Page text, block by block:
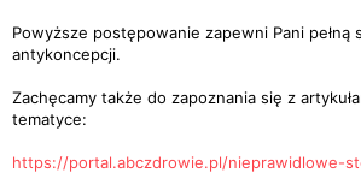
Powyższe postępowanie zapewni Pani pełną
antykoncepcji.
Zachęcamy także do zapoznania się z
tematyce:
https://portal.abczdrowie.pl/nieprawidlowe-